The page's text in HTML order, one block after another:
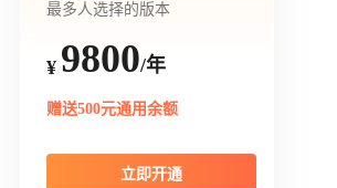
最多人选择的版本
¥ 9800/年
赠送500元通用余额
立即开通